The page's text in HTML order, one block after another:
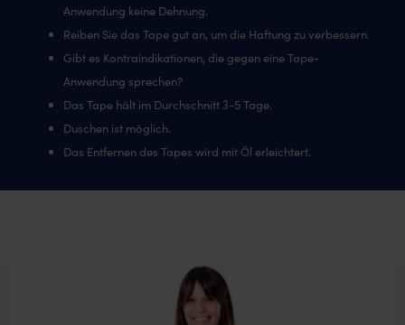
Anwendung keine Dehnung.
Reiben Sie das Tape gut an, um die Haftung zu verbessern.
Gibt es Kontraindikationen, die gegen eine Tape-
Anwendung sprechen?
Das Tape hält im Durchschnitt 3-5 Tage.
Duschen ist möglich.
Das Entfernen des Tapes wird mit Öl erleichtert.